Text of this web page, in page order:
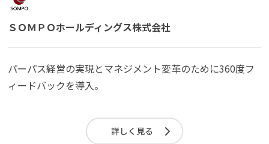
ＳＯＭＰＯホールディングス株式会社
パーパス経営の実現とマネジメント変革のために360度フ
ィードバックを導入。
詳しく見る